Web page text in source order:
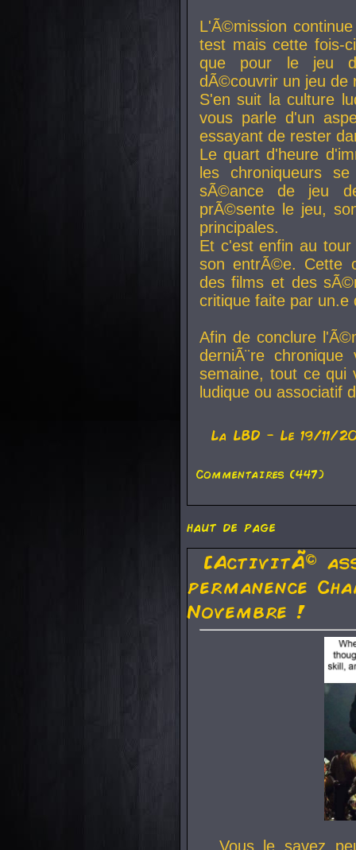
L'Ã©mission
test mais cette fois-
que pour le jeu
dÃ©couvrir un jeu de
S'en suit la culture
vous parle d'un
essayant de rester
Le quart d'heure
les chroniqueurs
sÃ©ance de jeu
prÃ©sente le jeu,
principales.
Et c'est enfin au
son entrÃ©e. Cette
des films et des
critique faite par
Afin de conclure
derniÃ¨re
semaine, tout ce qui
ludique ou associatif
La LBD - Le 19/11/
Commentaires (447)
haut de page
[ActivitÃ©
permanence
Novembre !
Vous le savez